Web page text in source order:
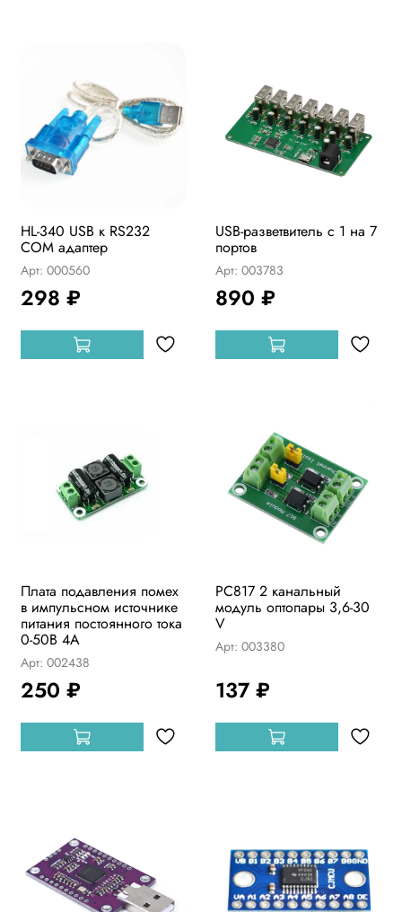
HL-340 USB к RS232
COM адаптер
Арт: 000560
298 ₽
USB-разветвитель с 1 на 7
портов
Арт: 003783
890 ₽
Плата подавления помех
в импульсном источнике
питания постоянного тока
0-50В 4А
Арт: 002438
250 ₽
PC817 2 канальный
модуль оптопары 3,6-30
V
Арт: 003380
137 ₽